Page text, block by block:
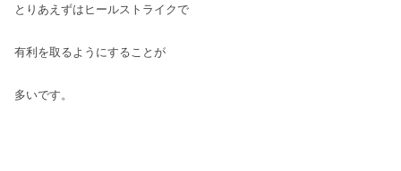
とりあえずはヒールストライクで
有利を取るようにすることが
多いです。